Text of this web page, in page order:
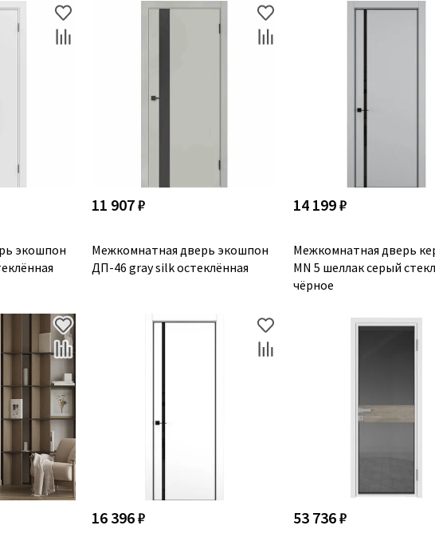
экошпон
11 907 ₽
Межкомнатная дверь экошпон
ДП-46 gray silk остеклённая
14 199 ₽
Межкомнатная дверь
MN 5 шеллак серый
чёрное
16 396 ₽ 53 736 ₽